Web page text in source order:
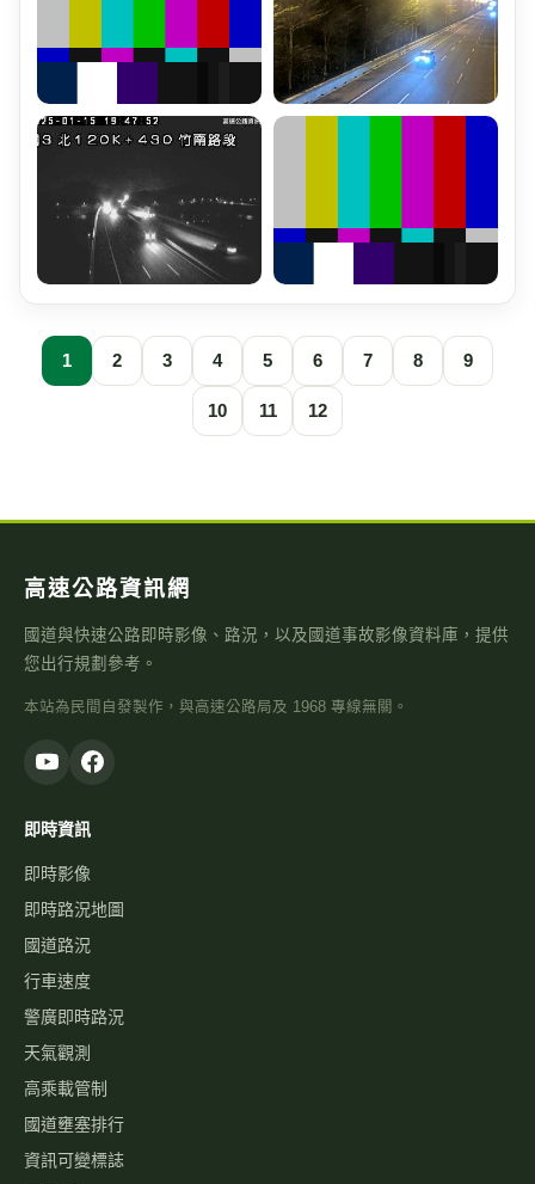
1 2 3 4 5 6 7 8 9
10 11 12
高速公路資訊網
國道與快速公路即時影像、路況，以及國道事故影像資料庫，提供
您出行規劃參考。
本站為民間自發製作，與高速公路局及 1968 專線無關。
即時資訊
即時影像
即時路況地圖
國道路況
行車速度
警廣即時路況
天氣觀測
高乘載管制
國道壅塞排行
資訊可變標誌